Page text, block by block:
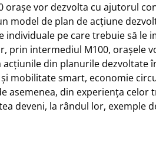
orașe vor dezvolta cu ajutorul
model de plan de acțiune
individuale pe care trebuie să le
prin intermediul M100, orașele
din planurile dezvoltate
mobilitate smart, economie
asemenea, din experiența celor
deveni, la rândul lor, exemple